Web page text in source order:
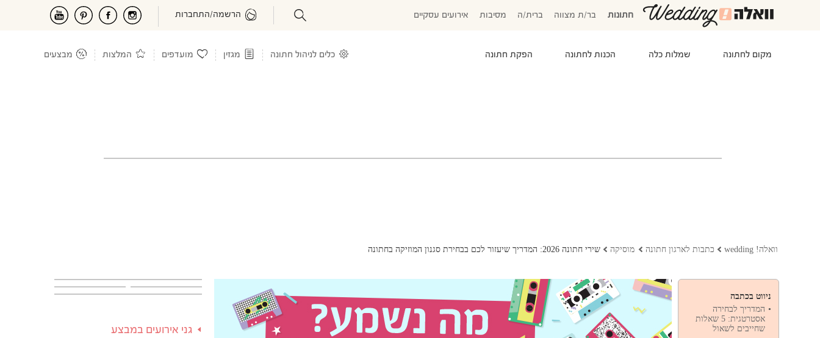
חתונות בר/ת מצווה ברית/ה מסיבות אירועים עסקיים הרשמה/התחברות
מקום לחתונה שמלות כלה הכנות לחתונה הפקת חתונה כלים לניהול חתונה מגזין מועדפים המלצות מבצעים
וואלה! wedding כתבות לארגון חתונה מוסיקה שירי חתונה 2026: המדריך שיעזור לכם בבחירת סגנון המוזיקה בחתונה
ניווט בכתבה
המדריך לבחירה
אסטרטגית: 5 שאלות
שחייבים לשאול
גני אירועים במבצע